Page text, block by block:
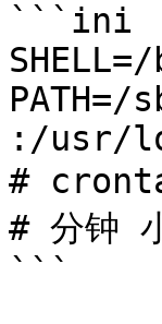
```ini
:/usr/
#
# 分钟
```